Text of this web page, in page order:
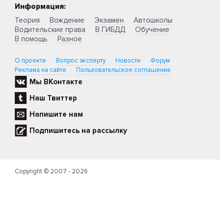
Информация:
Теория
Вождение Экзамен
Автошколы
Водительские права
В ГИБДД
Обучение
В помощь
Разное
О проекте Вопрос эксперту Новости
Форум
Реклама на сайте
Пользовательское соглашение
Мы ВКонтакте
Наш Твиттер
Напишите нам
Подпишитесь на рассылку
Copyright © 2007 - 2026